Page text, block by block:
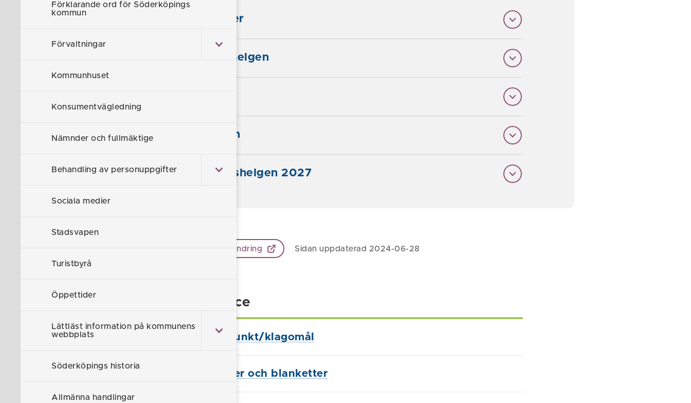
Förklarande ord för Söderköpings
kommun
Förvaltningar
Kommunhuset
Konsumentvägledning
Nämnder och fullmäktige
Behandling av personuppgifter
Sociala medier
Stadsvapen
Turistbyrå
Öppettider
Lättläst information på kommunens
webbplats
Söderköpings historia
Allmänna handlingar
Sommartider
Allhelgonahelgen
Nyårshelgen
Trettondagshelgen 2027
Föreslå en ändring Sidan uppdaterad 2024-06-28
Självservice
Lämna synpunkt/klagomål
Alla e-tjänster och blanketter